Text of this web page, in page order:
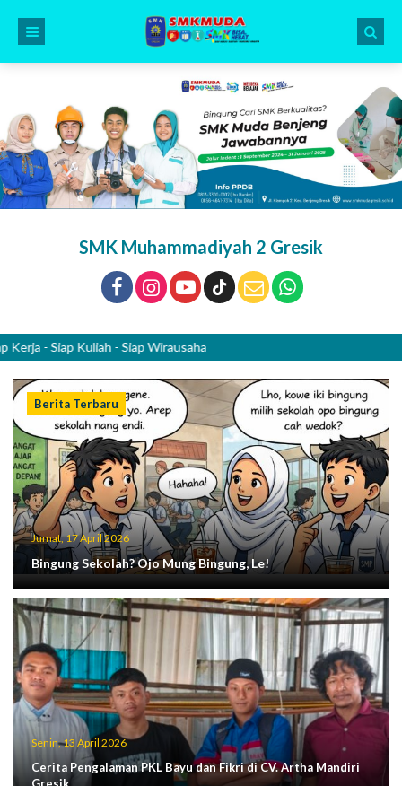
SMK Muhammadiyah 2 Gresik
Siap Kuliah - Siap Wirausaha
Berita Terbaru
Jumat, 17 April 2026
Bingung Sekolah? Ojo Mung Bingung, Le!
Senin, 13 April 2026
Cerita Pengalaman PKL Bayu dan Fikri di CV. Artha Mandiri